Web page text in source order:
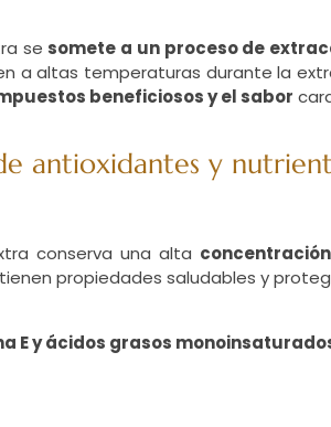
se somete a un proceso de
a altas temperaturas durante la
beneficiosos y el sabor
antioxidantes y
conserva una alta
propiedades saludables y
E y ácidos grasos